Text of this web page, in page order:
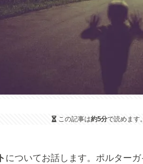
この記事は約5分で読めます。
についてお話します。ポルター